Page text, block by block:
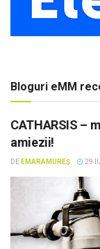
Bloguri eMM
CATHARSIS –
amiezii!
DE EMARAMUREȘ 29